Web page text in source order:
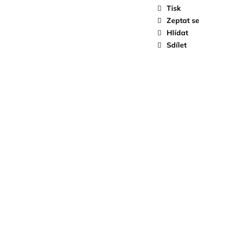
Tisk
Zeptat se
Hlídat
Sdílet
- D8